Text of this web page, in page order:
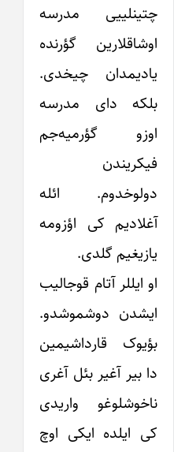
چتینلییی مدرسه
اوشاقلارین گؤرنده
یادیمدان چیخدی.
بلکه دای مدرسه
اوزو گؤرمیه‌جم
فیکریندن
دولوخدوم. ائله
آغلادیم کی اؤزومه
یازیغیم گلدی.
او ایللر آتام قوجالیب
ایشدن دوشموشدو.
بؤیوک قارداشیمین
دا بیر آغیر بئل آغری
ناخوشلوغو واریدی
کی ایلده ایکی اوچ